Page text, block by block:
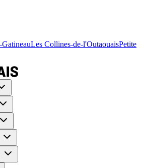
Les Collines-de-l'OutaouaisPetite